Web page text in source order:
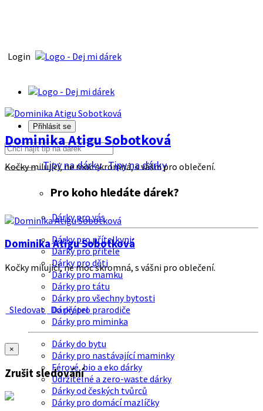
Login
Přihlásit se
Tipy na dárkyTipy na dárky
Pro koho hledáte dárek?
Dárky pro vás
Dárky pro přítelkyni
Dárky pro přítele
Dárky pro děti
Dárky pro mamku
Dárky pro tátu
Dárky pro všechny bytosti
Dárky pro prarodiče
Dárky pro miminka
Dárky do bytu
Dárky pro nastávající maminky
Férové, bio a eko dárky
Udržitelné a zero-waste dárky
Dárky od českých tvůrců
Dárky pro domácí mazlíčky
Dominika Atigu Sobotková
Kočky milující, ne moc skromná, s vášni pro oblečení.
Dominika Atigu Sobotková
Kočky milující, ne moc skromná, s vášni pro oblečení.
Sledovat Do přátel
×
Zrušit sledování